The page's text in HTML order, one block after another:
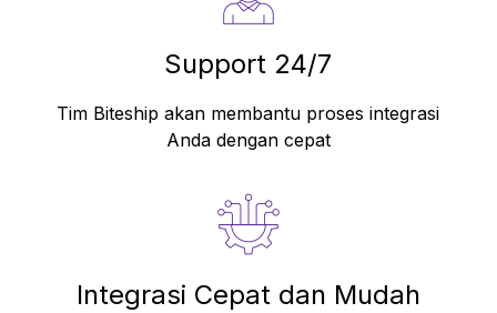
Support 24/7
Tim Biteship akan membantu proses integrasi
Anda dengan cepat
Integrasi Cepat dan Mudah